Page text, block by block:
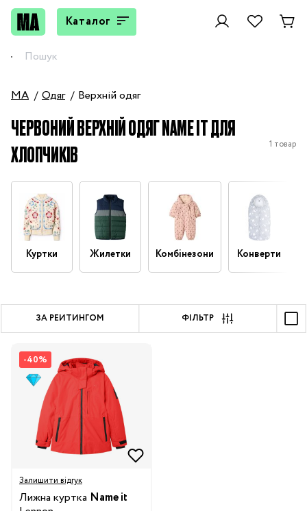
Каталог
MA Одяг Верхній одяг
ЧЕРВОНИЙ ВЕРХНІЙ ОДЯГ NAME IT ДЛЯ
ХЛОПЧИКІВ
1 товар
Куртки Жилетки Комбінезони Конверти
ЗА РЕЙТИНГОМ ФІЛЬТР
-40%
Залишити відгук
Лижна куртка Name it